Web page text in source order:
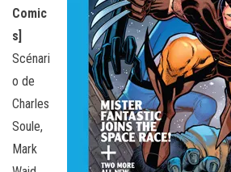
Comic
s]
Scénari
o de
Charles
Soule,
Mark